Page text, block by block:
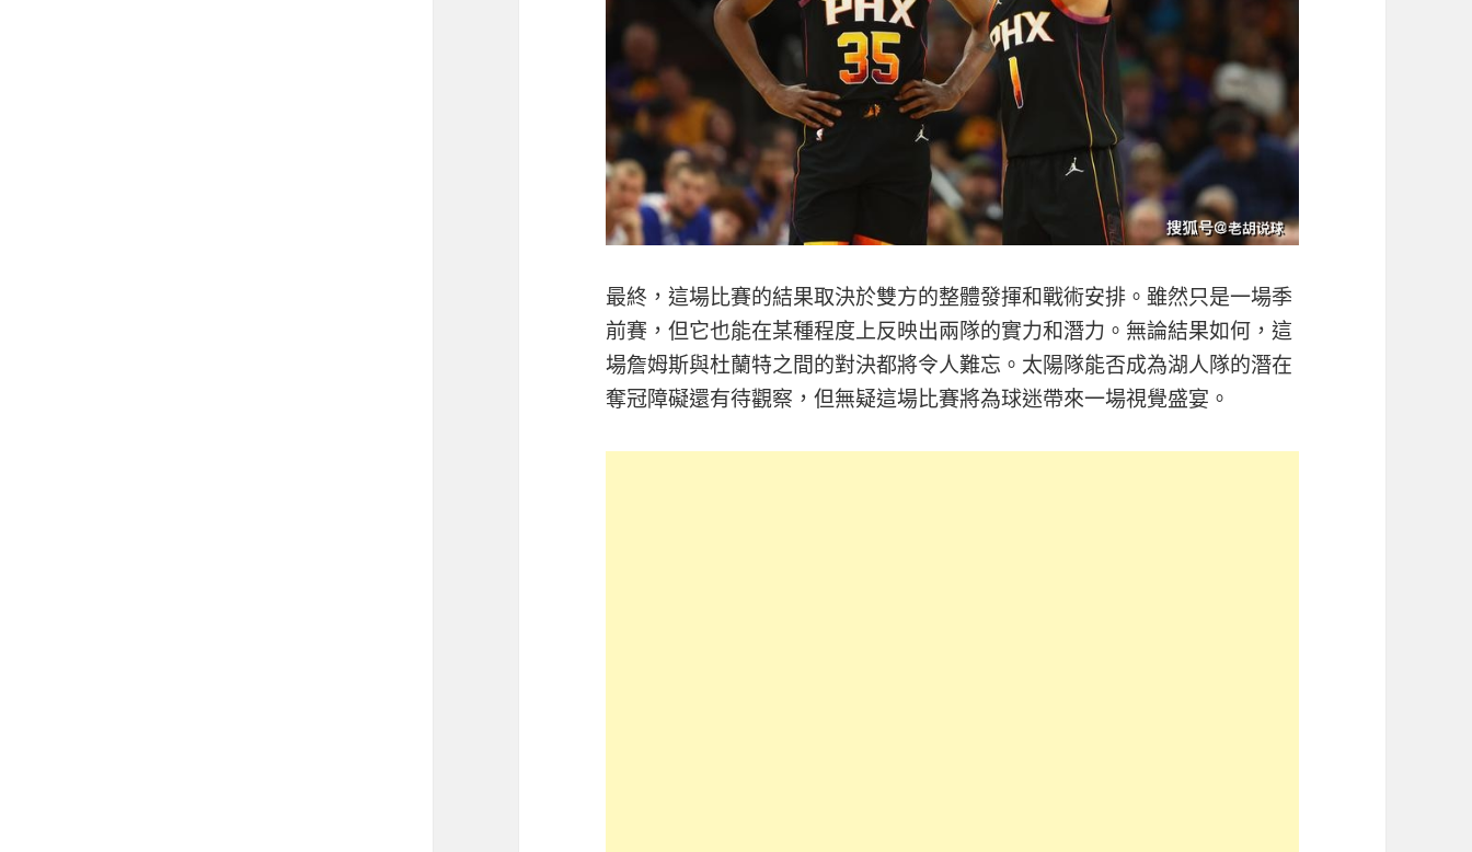
最終，這場比賽的結果取決於雙方的整體發揮和戰術安排。雖然只是一場季
前賽，但它也能在某種程度上反映出兩隊的實力和潛力。無論結果如何，這
場詹姆斯與杜蘭特之間的對決都將令人難忘。太陽隊能否成為湖人隊的潛在
奪冠障礙還有待觀察，但無疑這場比賽將為球迷帶來一場視覺盛宴。